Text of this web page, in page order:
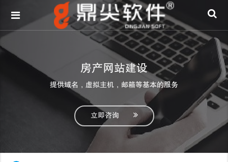
房产网站建设
提供域名，虚拟主机，邮箱等基本的服务
立即咨询